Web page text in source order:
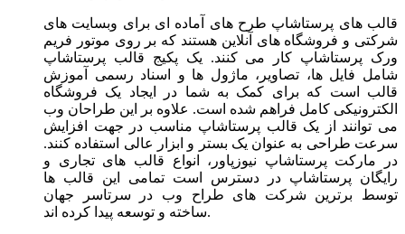
قالب های پرستاشاپ طرح های آماده ای برای وبسایت های
شرکتی و فروشگاه های آنلاین هستند که بر روی موتور فریم
ورک پرستاشاپ کار می کنند. یک پکیج قالب پرستاشاپ
شامل فایل ها، تصاویر، ماژول ها و اسناد رسمی آموزش
قالب است که برای کمک به شما در ایجاد یک فروشگاه
الکترونیکی کامل فراهم شده است. علاوه بر این طراحان وب
می توانند از یک قالب پرستاشاپ مناسب در جهت افزایش
سرعت طراحی به عنوان یک بستر و ابزار عالی استفاده کنند.
در مارکت پرستاشاپ نیوزپاور، انواع قالب های تجاری و
رایگان پرستاشاپ در دسترس است تمامی این قالب ها
توسط برترین شرکت های طراح وب در سرتاسر جهان
ساخته و توسعه پیدا کرده اند.